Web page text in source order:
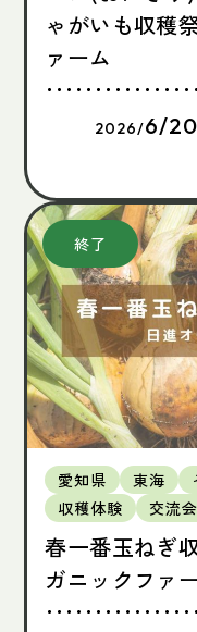
ゃがいも収穫
ァーム
2026/6/20
愛知県 東海
収穫体験
交流会
春一番玉ねぎ
ガニックファ